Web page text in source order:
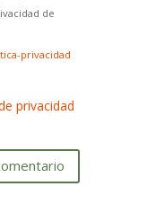
de
privacidad
privacidad